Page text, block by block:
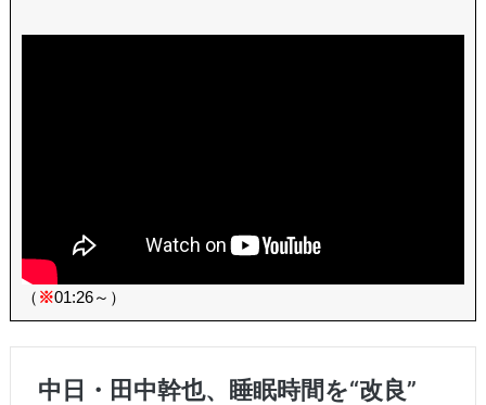
（ ※01:26～）